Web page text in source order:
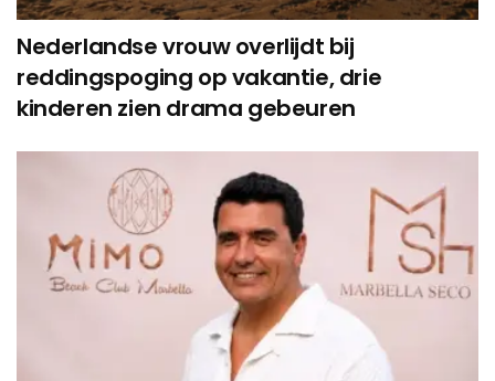
Nederlandse vrouw overlijdt bij
reddingspoging op vakantie, drie
kinderen zien drama gebeuren